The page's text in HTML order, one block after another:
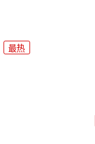
最热